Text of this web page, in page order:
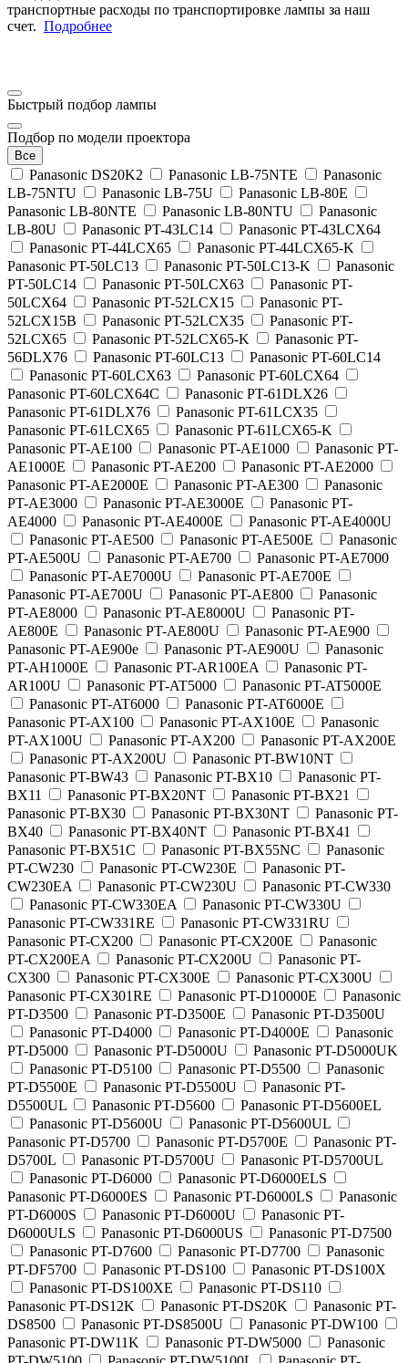
транспортные расходы по транспортировке лампы за наш
счет. Подробнее
Быстрый подбор лампы
Подбор по модели проектора
Все
Panasonic DS20K2 Panasonic LB-75NTE
Panasonic
LB-75NTU
Panasonic LB-75U
Panasonic LB-80E
Panasonic LB-80NTE
Panasonic LB-80NTU
Panasonic
LB-80U
Panasonic PT-43LC14
Panasonic PT-43LCX64
Panasonic PT-44LCX65
Panasonic PT-44LCX65-K
Panasonic PT-50LC13
Panasonic PT-50LC13-K
Panasonic
PT-50LC14
Panasonic PT-50LCX63
Panasonic PT-
50LCX64
Panasonic PT-52LCX15
Panasonic PT-
52LCX15B
Panasonic PT-52LCX35
Panasonic PT-
52LCX65
Panasonic PT-52LCX65-K
Panasonic PT-
56DLX76
Panasonic PT-60LC13
Panasonic PT-60LC14
Panasonic PT-60LCX63
Panasonic PT-60LCX64
Panasonic PT-60LCX64C
Panasonic PT-61DLX26
Panasonic PT-61DLX76
Panasonic PT-61LCX35
Panasonic PT-61LCX65
Panasonic PT-61LCX65-K
Panasonic PT-AE100
Panasonic PT-AE1000
Panasonic PT-
AE1000E
Panasonic PT-AE200
Panasonic PT-AE2000
Panasonic PT-AE2000E
Panasonic PT-AE300
Panasonic
PT-AE3000
Panasonic PT-AE3000E
Panasonic PT-
AE4000
Panasonic PT-AE4000E
Panasonic PT-AE4000U
Panasonic PT-AE500
Panasonic PT-AE500E
Panasonic
PT-AE500U
Panasonic PT-AE700
Panasonic PT-AE7000
Panasonic PT-AE7000U
Panasonic PT-AE700E
Panasonic PT-AE700U
Panasonic PT-AE800
Panasonic
PT-AE8000
Panasonic PT-AE8000U
Panasonic PT-
AE800E
Panasonic PT-AE800U
Panasonic PT-AE900
Panasonic PT-AE900e
Panasonic PT-AE900U
Panasonic
PT-AH1000E
Panasonic PT-AR100EA
Panasonic PT-
AR100U
Panasonic PT-AT5000
Panasonic PT-AT5000E
Panasonic PT-AT6000
Panasonic PT-AT6000E
Panasonic PT-AX100
Panasonic PT-AX100E
Panasonic
PT-AX100U
Panasonic PT-AX200
Panasonic PT-AX200E
Panasonic PT-AX200U
Panasonic PT-BW10NT
Panasonic PT-BW43
Panasonic PT-BX10
Panasonic PT-
BX11
Panasonic PT-BX20NT
Panasonic PT-BX21
Panasonic PT-BX30
Panasonic PT-BX30NT
Panasonic PT-
BX40
Panasonic PT-BX40NT
Panasonic PT-BX41
Panasonic PT-BX51C
Panasonic PT-BX55NC
Panasonic
PT-CW230
Panasonic PT-CW230E
Panasonic PT-
CW230EA
Panasonic PT-CW230U
Panasonic PT-CW330
Panasonic PT-CW330EA
Panasonic PT-CW330U
Panasonic PT-CW331RE
Panasonic PT-CW331RU
Panasonic PT-CX200
Panasonic PT-CX200E
Panasonic
PT-CX200EA
Panasonic PT-CX200U
Panasonic PT-
CX300
Panasonic PT-CX300E
Panasonic PT-CX300U
Panasonic PT-CX301RE
Panasonic PT-D10000E
Panasonic
PT-D3500
Panasonic PT-D3500E
Panasonic PT-D3500U
Panasonic PT-D4000
Panasonic PT-D4000E
Panasonic
PT-D5000
Panasonic PT-D5000U
Panasonic PT-D5000UK
Panasonic PT-D5100
Panasonic PT-D5500
Panasonic
PT-D5500E
Panasonic PT-D5500U
Panasonic PT-
D5500UL
Panasonic PT-D5600
Panasonic PT-D5600EL
Panasonic PT-D5600U
Panasonic PT-D5600UL
Panasonic PT-D5700
Panasonic PT-D5700E
Panasonic PT-
D5700L
Panasonic PT-D5700U
Panasonic PT-D5700UL
Panasonic PT-D6000
Panasonic PT-D6000ELS
Panasonic PT-D6000ES
Panasonic PT-D6000LS
Panasonic
PT-D6000S
Panasonic PT-D6000U
Panasonic PT-
D6000ULS
Panasonic PT-D6000US
Panasonic PT-D7500
Panasonic PT-D7600
Panasonic PT-D7700
Panasonic
PT-DF5700
Panasonic PT-DS100
Panasonic PT-DS100X
Panasonic PT-DS100XE
Panasonic PT-DS110
Panasonic PT-DS12K
Panasonic PT-DS20K
Panasonic PT-
DS8500
Panasonic PT-DS8500U
Panasonic PT-DW100
Panasonic PT-DW11K
Panasonic PT-DW5000
Panasonic